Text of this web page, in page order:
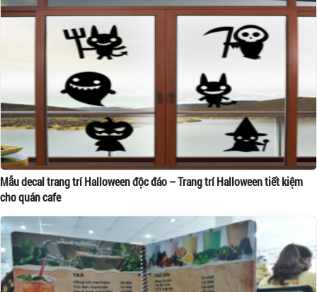
Mẫu decal trang trí Halloween độc đáo – Trang trí Halloween tiết kiệm
cho quán cafe